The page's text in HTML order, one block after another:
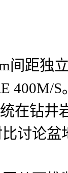
间距独
400M/S
在钻
讨论